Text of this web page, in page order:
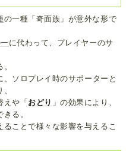
の一種「奇面族」が意外な形で
に代わって、プレイヤーのサ
ソロプレイ時のサポーターと
えや「おどり 」の効果により、
る。
る ことで様々な影響を与えるこ